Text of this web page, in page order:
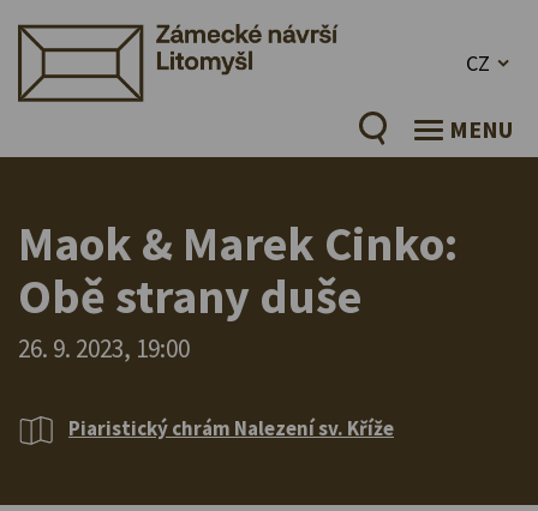
CZ
MENU
Maok & Marek Cinko:
Obě strany duše
26. 9. 2023, 19:00
Piaristický chrám Nalezení sv. Kříže